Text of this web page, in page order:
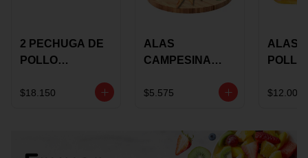
2 PECHUGA DE
POLLO
MARINADA X
$18.150
ALAS
CAMPESINA
COSTILLAR A
$5.575
ALAS
POLLO
$12.000